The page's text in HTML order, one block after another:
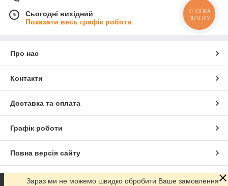
Сьогодні вихідний
Показати весь графік роботи
Про нас
Контакти
Доставка та оплата
Графік роботи
Повна версія сайту
Сайт створено на маркетплейсі Prom.ua
Зараз ми не можемо швидко обробити Ваше замовлення
КНОПКА
ЗВ'ЯЗКУ